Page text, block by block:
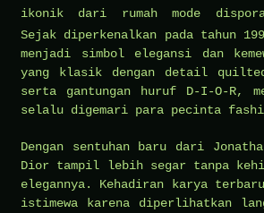
ikonik dari rumah mode
Sejak diperkenalkan pada tahun
menjadi simbol elegansi dan
yang klasik dengan detail
serta gantungan huruf D-I-O-R,
selalu digemari para pecinta
Dengan sentuhan baru dari
Dior tampil lebih segar tanpa
elegannya. Kehadiran karya
istimewa karena diperlihatkan